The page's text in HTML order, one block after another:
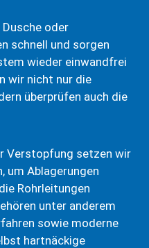
Dusche oder
schnell und sorgen
wieder einwandfrei
wir nicht nur die
überprüfen auch die
Verstopfung setzen wir
um Ablagerungen
Rohrleitungen
unter anderem
sowie moderne
hartnäckige